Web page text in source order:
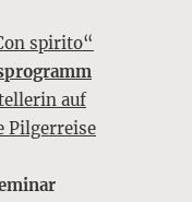
spirito“
auf
Pilgerreise